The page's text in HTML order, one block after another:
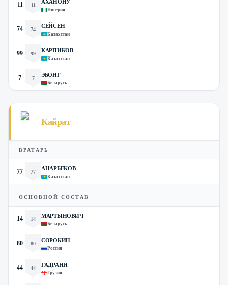
11 11
АХАНОНУ
Нигерия
74 74
СЕЙСЕН
Казахстан
99 99
КАРПИКОВ
Казахстан
7 7
ЭБОНГ
Беларусь
Кайрат
ВРАТАРЬ
77 77
АНАРБЕКОВ
Казахстан
ОСНОВНОЙ СОСТАВ
14 14
МАРТЫНОВИЧ
Беларусь
80 80
СОРОКИН
Россия
44 44
ГАДРАНИ
Грузия